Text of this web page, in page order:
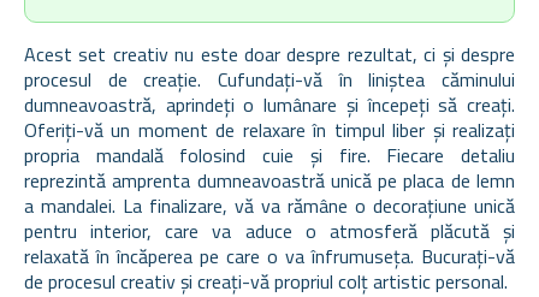
Acest set creativ nu este doar despre rezultat, ci și despre
procesul de creație. Cufundați-vă în liniștea căminului
dumneavoastră, aprindeți o lumânare și începeți să creați.
Oferiți-vă un moment de relaxare în timpul liber și realizați
propria mandală folosind cuie și fire. Fiecare detaliu
reprezintă amprenta dumneavoastră unică pe placa de lemn
a mandalei. La finalizare, vă va rămâne o decorațiune unică
pentru interior, care va aduce o atmosferă plăcută și
relaxată în încăperea pe care o va înfrumuseța. Bucurați-vă
de procesul creativ și creați-vă propriul colț artistic personal.